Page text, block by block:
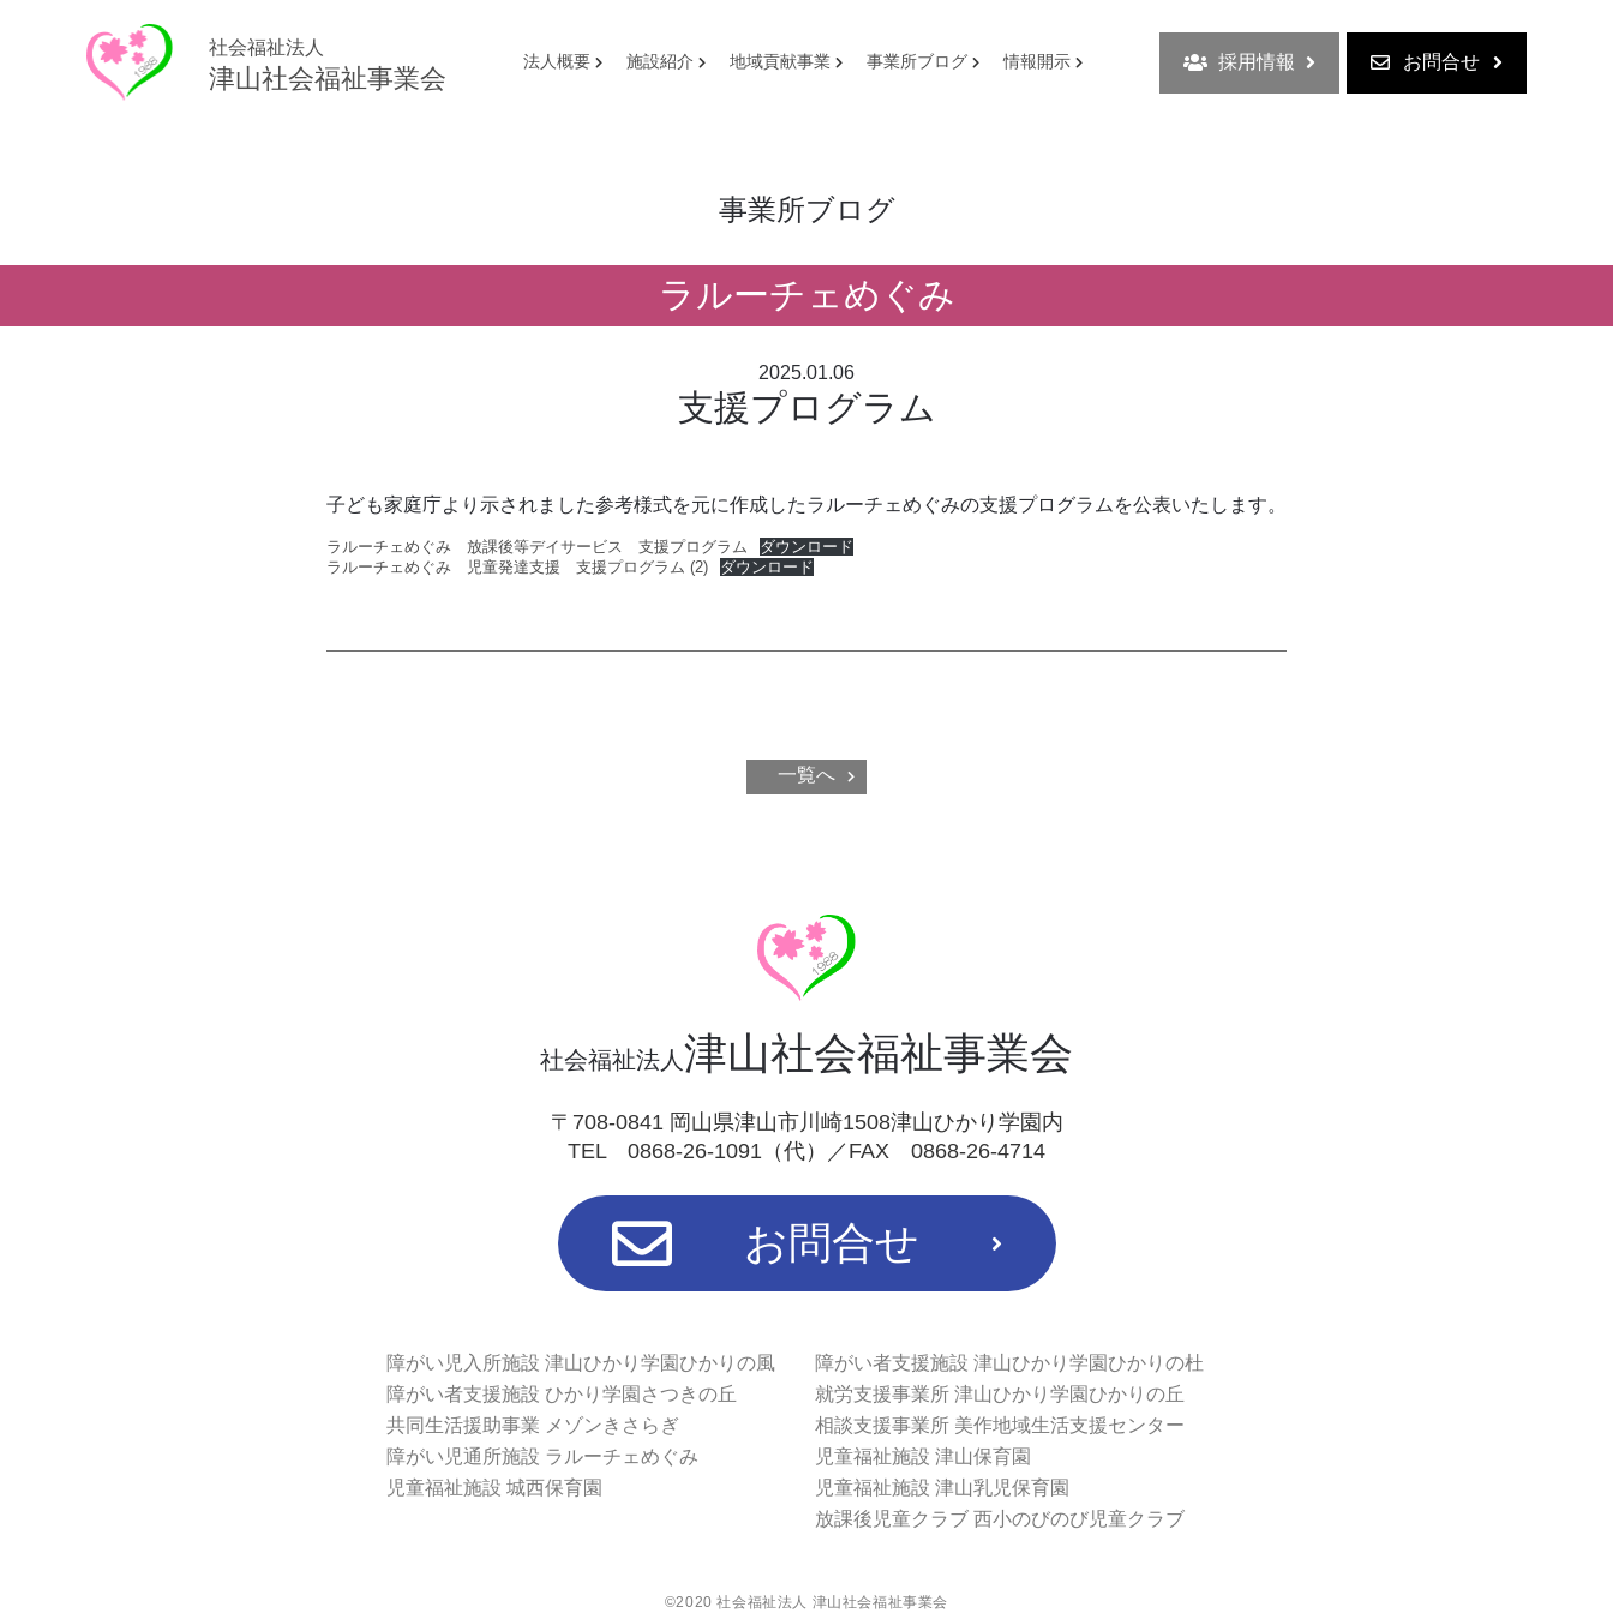
社会福祉法人
津山社会福祉事業会
法人概要 施設紹介 地域貢献事業 事業所ブログ 情報開示 採用情報 お問合せ
事業所ブログ
ラルーチェめぐみ
2025.01.06
支援プログラム
子ども家庭庁より示されました参考様式を元に作成したラルーチェめぐみの支援プログラムを公表いたします。
ラルーチェめぐみ 放課後等デイサービス 支援プログラム
ダウンロード
ラルーチェめぐみ 児童発達支援 支援プログラム (2)
ダウンロード
一覧へ
社会福祉法人津山社会福祉事業会
〒708-0841 岡山県津山市川崎1508津山ひかり学園内
TEL 0868-26-1091（代）／FAX 0868-26-4714
お問合せ
障がい児入所施設 津山ひかり学園ひかりの風
障がい者支援施設 ひかり学園さつきの丘
共同生活援助事業 メゾンきさらぎ
障がい児通所施設 ラルーチェめぐみ
児童福祉施設 城西保育園
障がい者支援施設 津山ひかり学園ひかりの杜
就労支援事業所 津山ひかり学園ひかりの丘
相談支援事業所 美作地域生活支援センター
児童福祉施設 津山保育園
児童福祉施設 津山乳児保育園
放課後児童クラブ 西小のびのび児童クラブ
©2020 社会福祉法人 津山社会福祉事業会